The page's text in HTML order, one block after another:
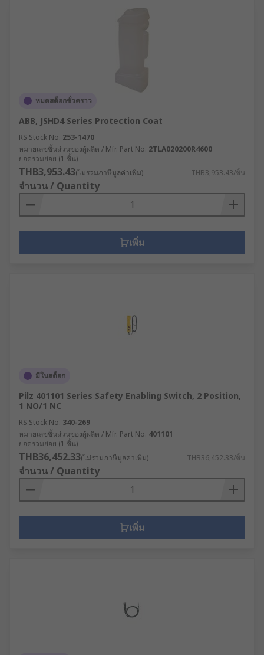
requisite technical support to use your Safety
Enabling or Control Switch product.
หมดสต็อกชั่วคราว
ABB, JSHD4 Series Protection Coat
RS Stock No. 253-1470
หมายเลขชิ้นส่วนของผู้ผลิต / Mfr. Part No. 2TLA020200R4600
ยอดรวมย่อย (1 ชิ้น)
THB3,953.43(ไม่รวมภาษีมูลค่าเพิ่ม) THB3,953.43/ชิ้น
จำนวน / Quantity
เพิ่ม
มีในสต็อก
Pilz 401101 Series Safety Enabling Switch, 2 Position,
1 NO/1 NC
RS Stock No. 340-269
หมายเลขชิ้นส่วนของผู้ผลิต / Mfr. Part No. 401101
ยอดรวมย่อย (1 ชิ้น)
THB36,452.33(ไม่รวมภาษีมูลค่าเพิ่ม) THB36,452.33/ชิ้น
จำนวน / Quantity
เพิ่ม